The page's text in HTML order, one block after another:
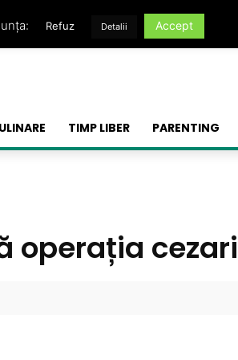
TIMP LIBER PARENTING
operația
Refuz Detalii Accept